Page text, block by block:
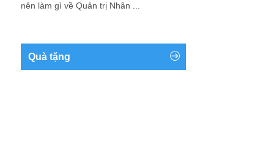
nên làm gì về Quản trị Nhân ...
Quà tặng